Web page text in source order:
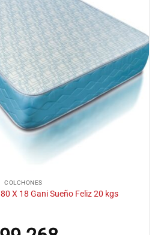
COLCHONES
X 18 Gani Sueño Feliz 20 kgs